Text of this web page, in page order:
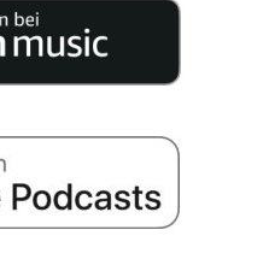
adatai­mat a cég sikeré­
céljá­ból tárol­ják az